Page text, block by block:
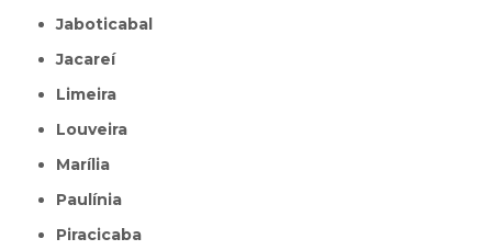
Jaboticabal
Jacareí
Limeira
Louveira
Marília
Paulínia
Piracicaba